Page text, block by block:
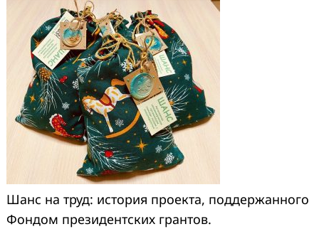
Шанс на труд: история проекта, поддержанного
Фондом президентских грантов.